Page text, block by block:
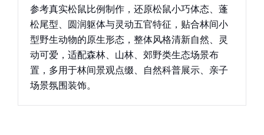
参考真实松鼠比例制作，还原松鼠小巧体态、蓬
松尾型、圆润躯体与灵动五官特征，贴合林间小
型野生动物的原生形态，整体风格清新自然、灵
动可爱，适配森林、山林、郊野类生态场景布
置，多用于林间景观点缀、自然科普展示、亲子
场景氛围装饰。